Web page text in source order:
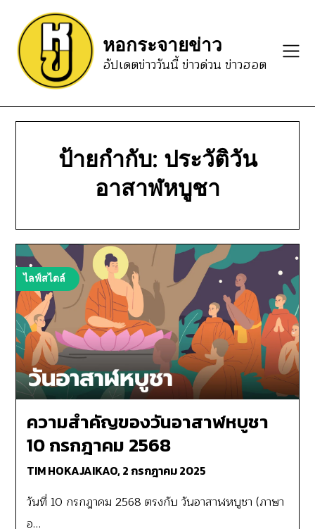
content
หอกระจายข่าว
อัปเดตข่าววันนี้ ข่าวด่วน ข่าวฮอต
ป้ายกำกับ: ประวัติวัน
อาสาฬหบูชา
ไลฟ์สไตล์
ความสำคัญของวันอาสาฬหบูชา
10 กรกฎาคม 2568
TIM HOKAJAIKAO,2 กรกฎาคม 2025
วันที่ 10 กรกฎาคม 2568 ตรงกับ วันอาสาฬหบูชา (ภาษา
อ…